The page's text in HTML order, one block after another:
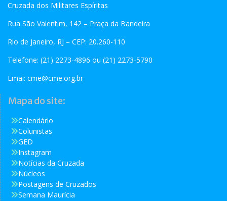
Cruzada dos Militares Espíritas
Rua São Valentim, 142 – Praça da Bandeira
Rio de Janeiro, RJ – CEP: 20.260-110
Telefone: (21) 2273-4896 ou (21) 2273-5790
Emai: cme@cme.org.br
Mapa do site:
Calendário
Colunistas
GED
Instagram
Notícias da Cruzada
Núcleos
Postagens de Cruzados
Semana Maurícia